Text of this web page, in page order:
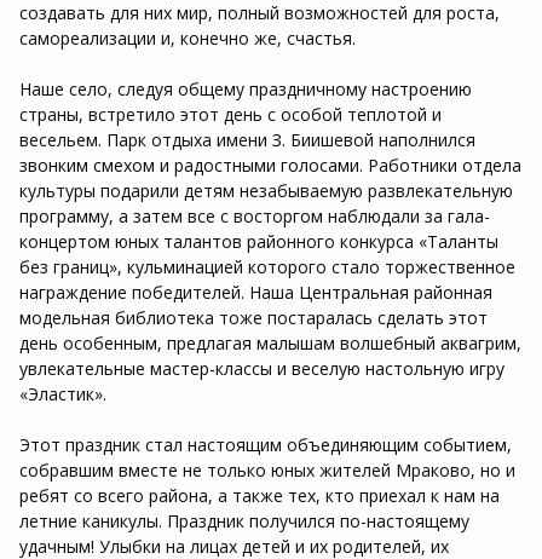
создавать для них мир, полный возможностей для роста,
самореализации и, конечно же, счастья.
Наше село, следуя общему праздничному настроению
страны, встретило этот день с особой теплотой и
весельем. Парк отдыха имени З. Биишевой наполнился
звонким смехом и радостными голосами. Работники отдела
культуры подарили детям незабываемую развлекательную
программу, а затем все с восторгом наблюдали за гала-
концертом юных талантов районного конкурса «Таланты
без границ», кульминацией которого стало торжественное
награждение победителей. Наша Центральная районная
модельная библиотека тоже постаралась сделать этот
день особенным, предлагая малышам волшебный аквагрим,
увлекательные мастер-классы и веселую настольную игру
«Эластик».
Этот праздник стал настоящим объединяющим событием,
собравшим вместе не только юных жителей Мраково, но и
ребят со всего района, а также тех, кто приехал к нам на
летние каникулы. Праздник получился по-настоящему
удачным! Улыбки на лицах детей и их родителей, их